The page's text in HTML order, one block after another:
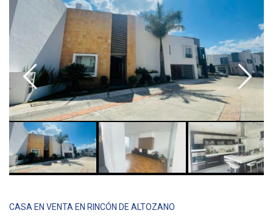
CASA EN VENTA EN RINCÓN DE ALTOZANO